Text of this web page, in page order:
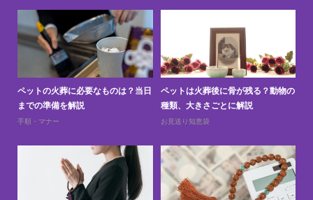
ペットの火葬に必要なものは？当日
までの準備を解説
手順・マナー
ペットは火葬後に骨が残る？動物の
種類、大きさごとに解説
お見送り知恵袋